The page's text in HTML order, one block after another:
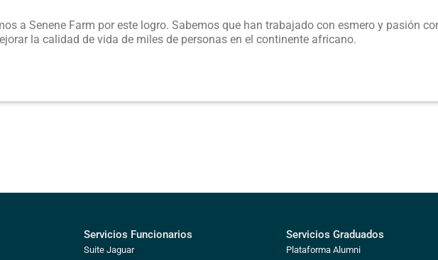
a Senene Farm por este logro. Sabemos que han trabajado con esmero y pasión
la calidad de vida de miles de personas en el continente africano.
Servicios Funcionarios
Suite Jaguar
Servicios Graduados
Plataforma Alumni